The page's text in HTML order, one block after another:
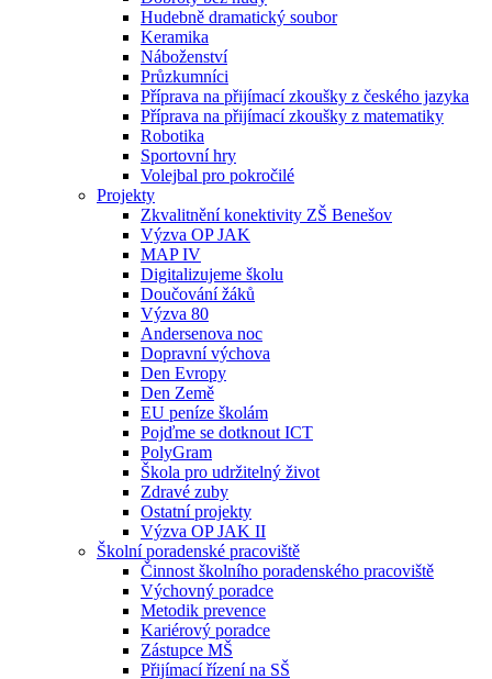
Hudebně dramatický soubor
Keramika
Náboženství
Průzkumníci
Příprava na přijímací zkoušky z českého jazyka
Příprava na přijímací zkoušky z matematiky
Robotika
Sportovní hry
Volejbal pro pokročilé
Projekty
Zkvalitnění konektivity ZŠ Benešov
Výzva OP JAK
MAP IV
Digitalizujeme školu
Doučování žáků
Výzva 80
Andersenova noc
Dopravní výchova
Den Evropy
Den Země
EU peníze školám
Pojďme se dotknout ICT
PolyGram
Škola pro udržitelný život
Zdravé zuby
Ostatní projekty
Výzva OP JAK II
Školní poradenské pracoviště
Činnost školního poradenského pracoviště
Výchovný poradce
Metodik prevence
Kariérový poradce
Zástupce MŠ
Přijímací řízení na SŠ